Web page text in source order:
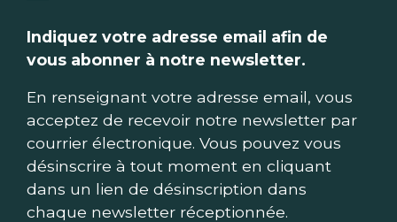
Indiquez votre adresse email afin de
vous abonner à notre newsletter.
En renseignant votre adresse email, vous
acceptez de recevoir notre newsletter par
courrier électronique. Vous pouvez vous
désinscrire à tout moment en cliquant
dans un lien de désinscription dans
chaque newsletter réceptionnée.